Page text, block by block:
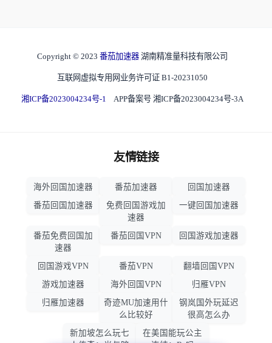
Copyright © 2023 番茄加速器 湖南精准量科技有限公司
互联网虚拟专用网业务许可证 B1-20231050
湘ICP备2023004234号-1 APP备案号 湘ICP备2023004234号-3A
友情链接
海外回国加速器 番茄加速器
回国加速器
番茄回国加速器
免费回国游戏加
速器
一键回国加速器
番茄免费回国加
速器
番茄回国VPN 回国游戏加速器
回国游戏VPN 番茄VPN
翻墙回国VPN
游戏加速器
海外回国VPN
归雁VPN
归雁加速器
奇迹MU加速用什
么比较好
钢岚国外玩延迟
很高怎么办
新加坡怎么玩七
在美国能玩公主